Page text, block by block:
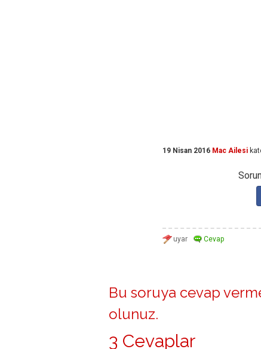
19 Nisan 2016 Mac Ailesi
Bu soruya cevap
olunuz.
3 Cevaplar